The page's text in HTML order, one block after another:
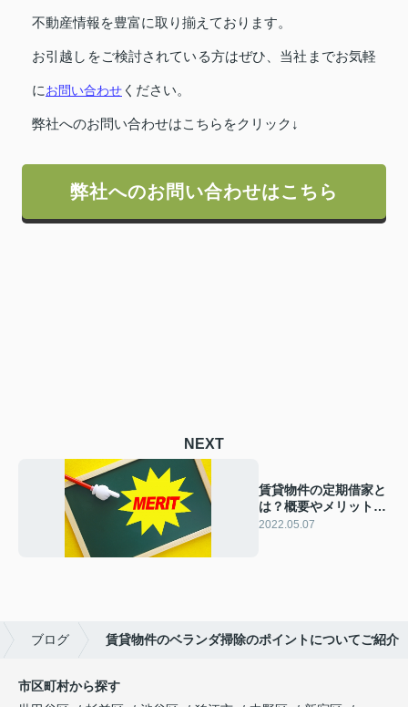
不動産情報を豊富に取り揃えております。
お引越しをご検討されている方はぜひ、当社までお気軽
にお問い合わせ ください。
弊社へのお問い合わせはこちらをクリック↓
弊社へのお問い合わせはこちら
NEXT
賃貸物件の定期借家と
は？概要やメリットに
ついて解説
2022.05.07
ブログ 賃貸物件のベランダ掃除のポイントについてご紹介
市区町村から探す